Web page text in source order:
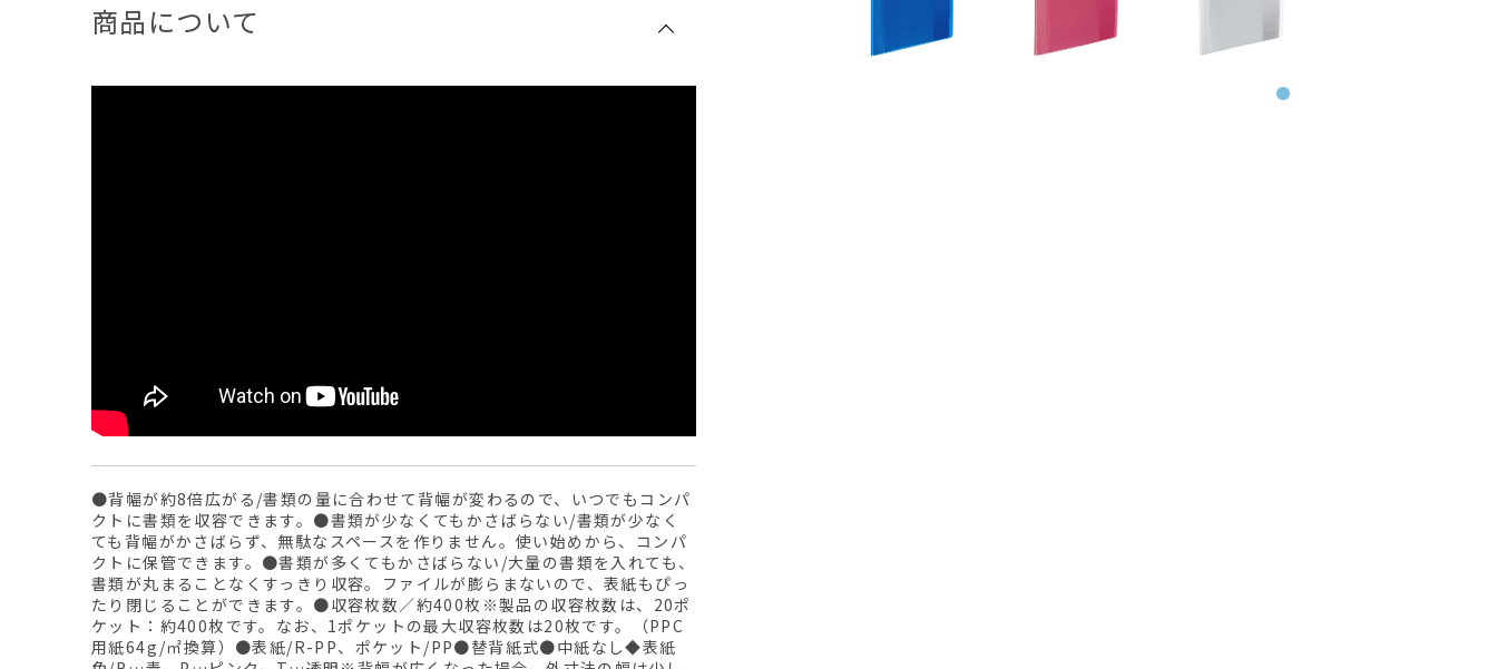
商品について
●背幅が約8倍広がる/書類の量に合わせて背幅が変わるので、いつでもコンパ
クトに書類を収容できます。●書類が少なくてもかさばらない/書類が少なく
ても背幅がかさばらず、無駄なスペースを作りません。使い始めから、コンパ
クトに保管できます。●書類が多くてもかさばらない/大量の書類を入れても、
書類が丸まることなくすっきり収容。ファイルが膨らまないので、表紙もぴっ
たり閉じることができます。●収容枚数／約400枚※製品の収容枚数は、20ポ
ケット：約400枚です。なお、1ポケットの最大収容枚数は20枚です。（PPC
用紙64g/㎡換算）●表紙/R-PP、ポケット/PP●替背紙式●中紙なし◆表紙